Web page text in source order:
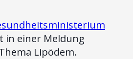
in einer Meldung
Lipödem.